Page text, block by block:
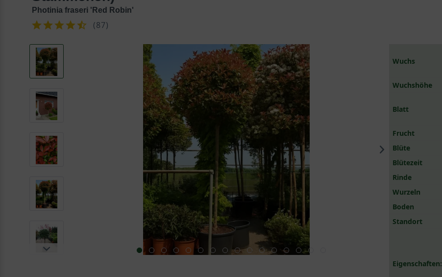
Photinia fraseri 'Red Robin'
(87)
Wuchs
Wuchshöhe
Blatt
Frucht
Blüte
Blütezeit
Rinde
Wurzeln
Boden
Standort
Eigenschaften: